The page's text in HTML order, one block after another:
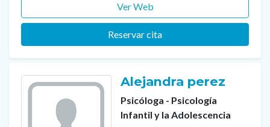
Ver Web
Reservar cita
Alejandra perez
Psicóloga - Psicología
Infantil y la Adolescencia